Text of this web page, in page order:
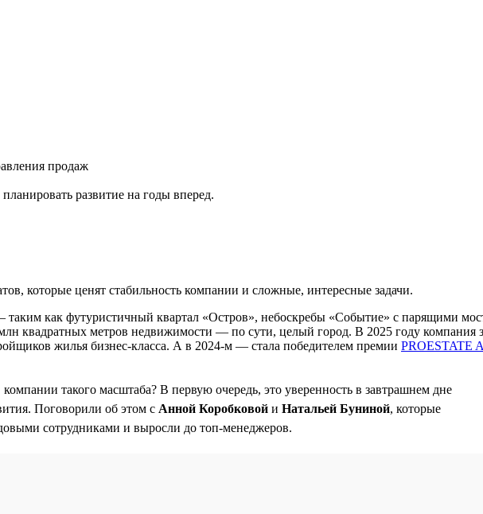
продаж
развитие на годы вперед.
которые ценят стабильность компании и сложные, интересные задачи.
как футуристичный квартал «Остров», небоскребы «Событие» с парящими
квадратных метров недвижимости — по сути, целый город. В 2025 году компания
жилья бизнес-класса. А в 2024-м — стала победителем премии PROESTATE
такого масштаба? В первую очередь, это уверенность в завтрашнем дне
Поговорили об этом с Анной Коробковой и Натальей Буниной, которые
сотрудниками и выросли до топ-менеджеров.